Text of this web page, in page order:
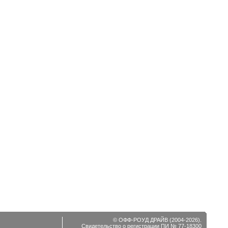
© ОФФ-РОУД ДРАЙВ (2004-2026).
Свидетельство о регистрации ПИ № 77-18300